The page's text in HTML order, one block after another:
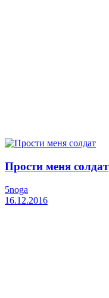
Прости меня солдат
5noga
16.12.2016